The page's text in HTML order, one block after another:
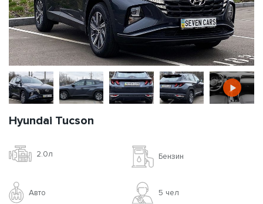
Hyundai Tucson
2.0л Бензин
Авто 5 чел